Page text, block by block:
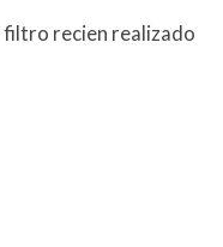
recien realizado